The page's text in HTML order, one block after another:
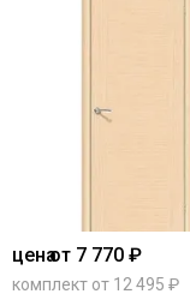
ценаот 7 770 ₽
комплект от 12 495 ₽